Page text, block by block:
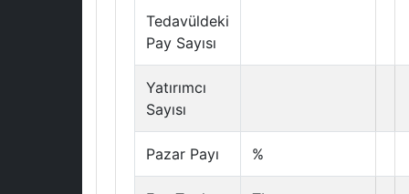
Tedavüldeki
Pay Sayısı
Yatırımcı
Sayısı
Pazar Payı %